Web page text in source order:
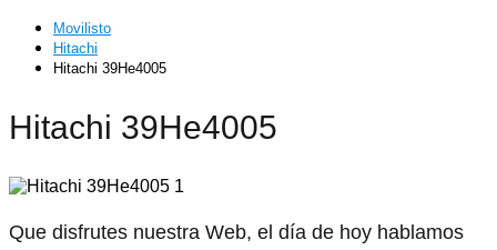
Movilisto
Hitachi
Hitachi 39He4005
Hitachi 39He4005
Que disfrutes nuestra Web, el día de hoy hablamos